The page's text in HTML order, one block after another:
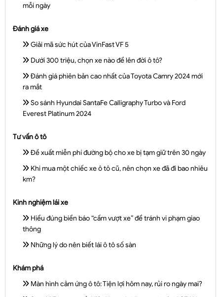
mỗi ngày
Đánh giá xe
Giải mã sức hút của VinFast VF 5
Dưới 300 triệu, chọn xe nào để lên đời ô tô?
Đánh giá phiên bản cao nhất của Toyota Camry 2024 mới
ra mắt
So sánh Hyundai SantaFe Calligraphy Turbo và Ford
Everest Platinum 2024
Tư vấn ô tô
Đề xuất miễn phí đường bộ cho xe bị tạm giữ trên 30 ngày
Khi mua một chiếc xe ô tô cũ, nên chọn xe đã đi bao nhiêu
km?
Kinh nghiệm lái xe
Hiểu đúng biển báo “cấm vượt xe” để tránh vi phạm giao
thông
Những lý do nên biết lái ô tô số sàn
Khám phá
Màn hình cảm ứng ô tô: Tiện lợi hôm nay, rủi ro ngày mai?